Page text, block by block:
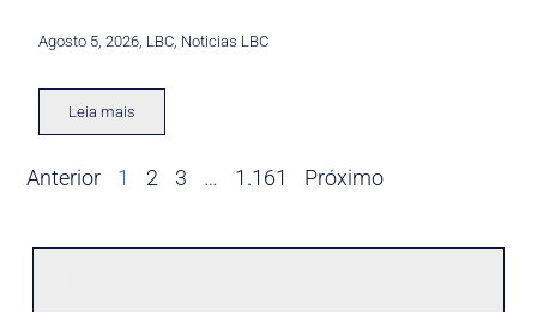
Agosto 5, 2026 LBC Noticias LBC
Leia mais
Anterior 1 2 3 … 1.161 Próximo